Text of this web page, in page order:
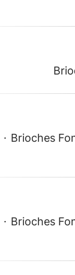
· Brioches
· Brioches